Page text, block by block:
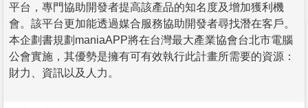
平台，專門協助開發者提高該產品的知名度及增加獲利機
會。該平台更加能透過媒合服務協助開發者尋找潛在客戶。
本企劃書規劃maniaAPP將在台灣最大產業協會台北市電腦
公會實施，其優勢是擁有可有效執行此計畫所需要的資源：
財力、資訊以及人力。